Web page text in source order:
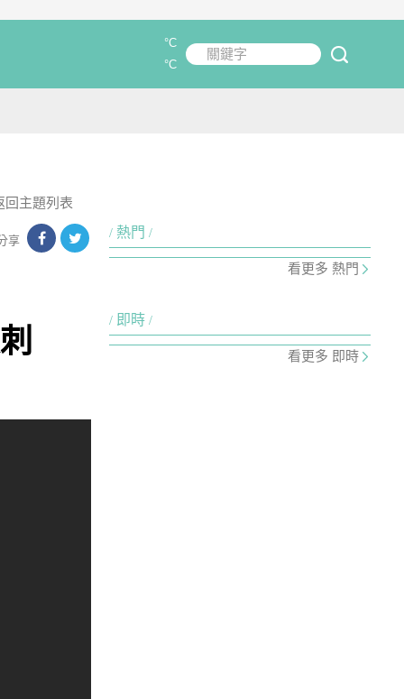
關鍵字
°C
°C
回主題列表
享
熱門
看更多 熱門
即時
看更多 即時